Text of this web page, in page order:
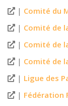
| Comité du
| Comité de
| Comité de
| Comité de
| Ligue des
| Fédération